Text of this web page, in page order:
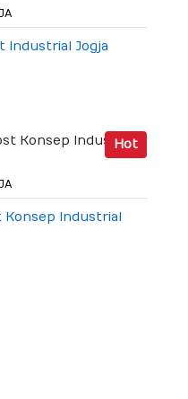
Industrial Jogja
Hot
Konsep Industrial